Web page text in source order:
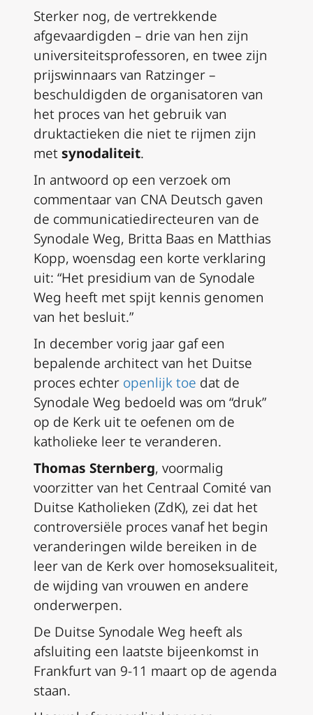
Sterker nog, de vertrekkende
afgevaardigden – drie van hen zijn
universiteitsprofessoren, en twee zijn
prijswinnaars van Ratzinger –
beschuldigden de organisatoren van
het proces van het gebruik van
druktactieken die niet te rijmen zijn
metsynodaliteit.
In antwoord op een verzoek om
commentaar van CNA Deutsch gaven
de communicatiedirecteuren van de
Synodale Weg, Britta Baas en Matthias
Kopp, woensdag een korte verklaring
uit: “Het presidium van de Synodale
Weg heeft met spijt kennis genomen
van het besluit.”
In december vorig jaar gaf een
bepalende architect van het Duitse
proces echter openlijk toe dat de
Synodale Weg bedoeld was om “druk”
op de Kerk uit te oefenen om de
katholieke leer te veranderen.
Thomas Sternberg, voormalig
voorzitter van het Centraal Comité van
Duitse Katholieken (ZdK), zei dat het
controversiële proces vanaf het begin
veranderingen wilde bereiken in de
leer van de Kerk over homoseksualiteit,
de wijding van vrouwen en andere
onderwerpen.
De Duitse Synodale Weg heeft als
afsluiting een laatste bijeenkomst in
Frankfurt van 9-11 maart op de agenda
staan.